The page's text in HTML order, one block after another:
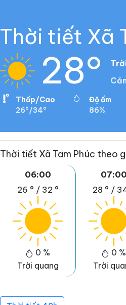
Thời tiết Xã
28°
Thấp/Cao
26°/34°
Độ ẩm
86%
Thời tiết Xã Tam Phúc theo
06:00
26 ° / 32 °
0 %
Trời quang
07:00
28 ° /
0 %
Trời